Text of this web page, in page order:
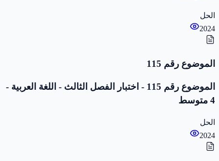
الحل
2024
الموضوع رقم 115
الموضوع رقم 115 - اختبار الفصل الثالث - اللغة العربية -
4 متوسط
الحل
2024